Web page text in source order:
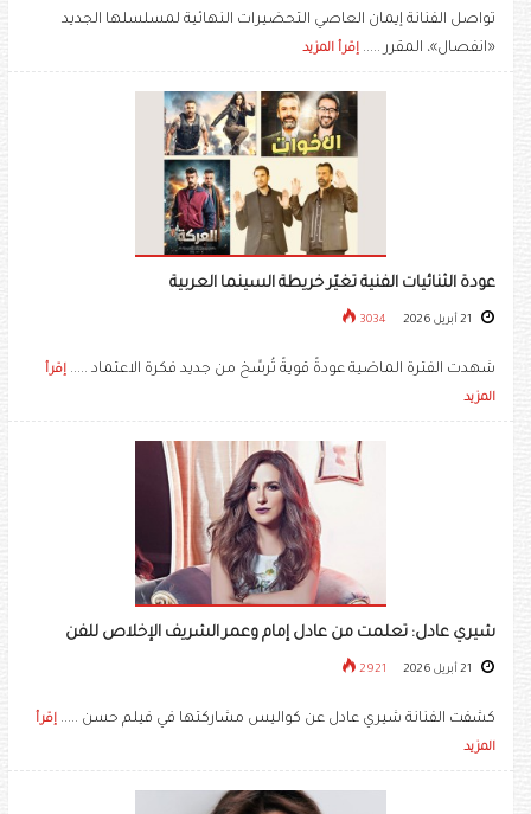
تواصل الفنانة إيمان العاصي التحضيرات النهائية لمسلسلها الجديد
«انفصال»، المقرر ..... إقرأ المزيد
عودة الثنائيات الفنية تغيّر خريطة السينما العربية
3034
شهدت الفترة الماضية عودةً قويةً تُرسِّخ من جديد فكرة الاعتماد ..... إقرأ
المزيد
شيري عادل: تعلمت من عادل إمام وعمر الشريف الإخلاص للفن
2921
كشفت الفنانة شيري عادل عن كواليس مشاركتها في فيلم حسن ..... إقرأ
المزيد